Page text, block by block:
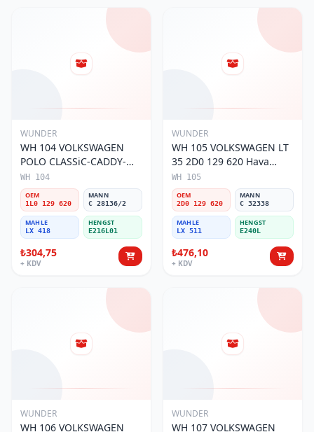
WUNDER
WH 104 VOLKSWAGEN
POLO CLASSiC-CADDY-
SEAT iBiZA 1L0 129 620
Hava Filtresi
WH 104
OEM
1L0 129 620
MANN
C 28136/2
MAHLE
LX 418
HENGST
E216L01
₺304,75
+ KDV
WUNDER
WH 105 VOLKSWAGEN LT
35 2D0 129 620 Hava
Filtresi
WH 105
OEM
2D0 129 620
MANN
C 32338
MAHLE
LX 511
HENGST
E240L
₺476,10
+ KDV
WUNDER
WH 106 VOLKSWAGEN
WUNDER
WH 107 VOLKSWAGEN